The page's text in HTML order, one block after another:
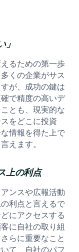
」
るための第一歩
くの企業がサス
が、成功の鍵は
で精度の高いデ
とも、現実的な
をどこに投資
情報を得た上で
えます。
上の利点
ンスや広報活動
利点と言えるで
にアクセスする
に自社の取り組
らに重要なこと
て、自社のパフ